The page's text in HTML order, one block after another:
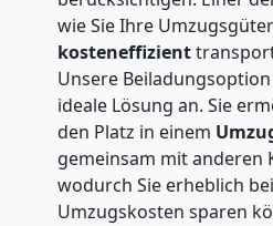
wie Sie Ihre
kosteneffizient
Unsere
ideale Lösung an. Sie
den Platz in einem
gemeinsam mit anderen
wodurch Sie erheblich
Umzugskosten sparen